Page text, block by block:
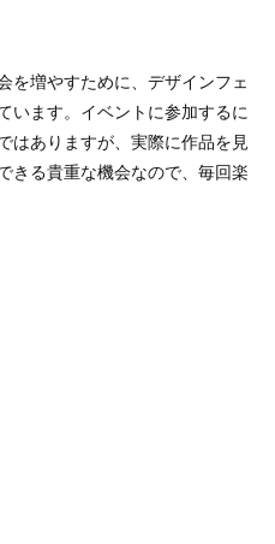
を増やすために、デザインフェ
います。イベントに参加するに
はありますが、実際に作品を見
きる貴重な機会なので、毎回楽